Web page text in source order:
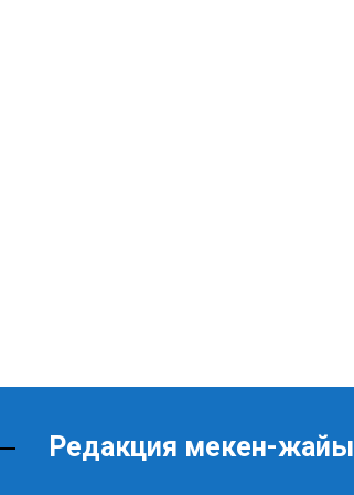
Редакция мекен-жайы